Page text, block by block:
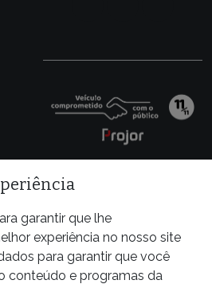
garantir que lhe
experiência no nosso site
para garantir que você
conteúdo e programas da